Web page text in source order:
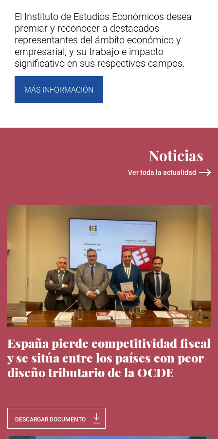
El Instituto de Estudios Económicos desea
premiar y reconocer a destacados
representantes del ámbito económico y
empresarial, y su trabajo e impacto
significativo en sus respectivos campos.
MÁS INFORMACIÓN
Noticias
Ver toda la actualidad
España pierde competitividad fiscal
y se sitúa entre los países con peor
diseño tributario de la OCDE
DESCARGAR DOCUMENTO